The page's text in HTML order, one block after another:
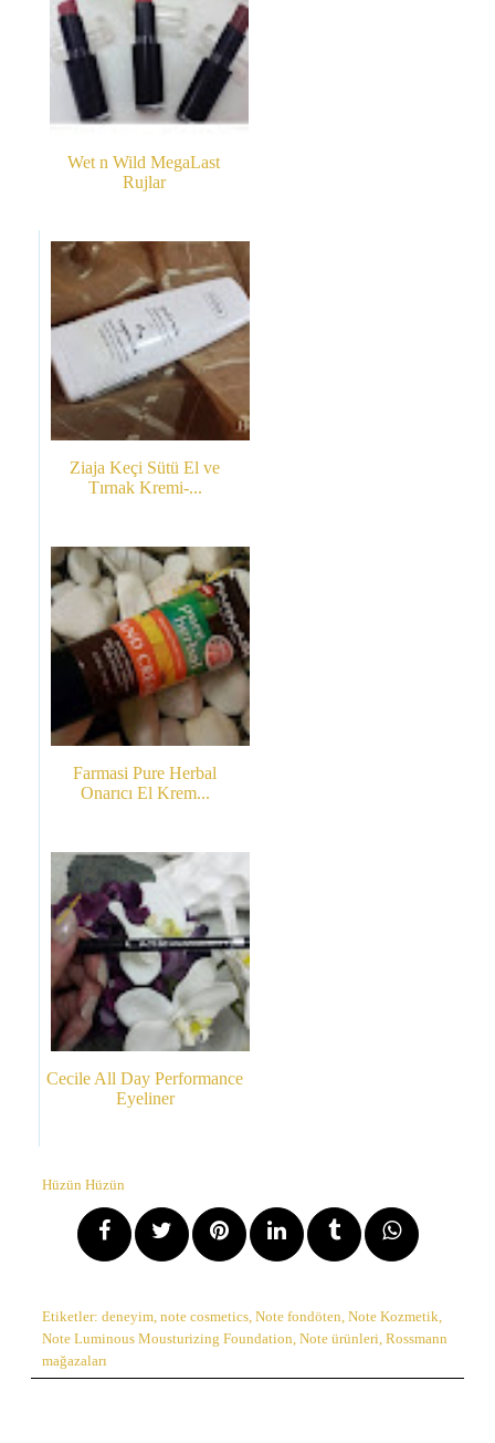
Wet n Wild MegaLast
Rujlar
Ziaja Keçi Sütü El ve
Tırnak Kremi-...
Farmasi Pure Herbal
Onarıcı El Krem...
Cecile All Day Performance
Eyeliner
Hüzün Hüzün
Etiketler: deneyim, note cosmetics, Note fondöten, Note Kozmetik,
Note Luminous Mousturizing Foundation, Note ürünleri, Rossmann
mağazaları